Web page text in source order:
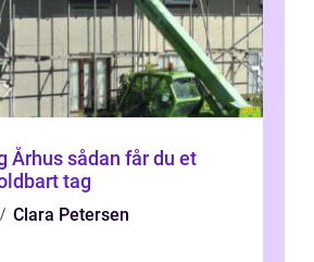
får du et
tag
Clara Petersen